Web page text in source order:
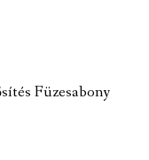
Füzesabony